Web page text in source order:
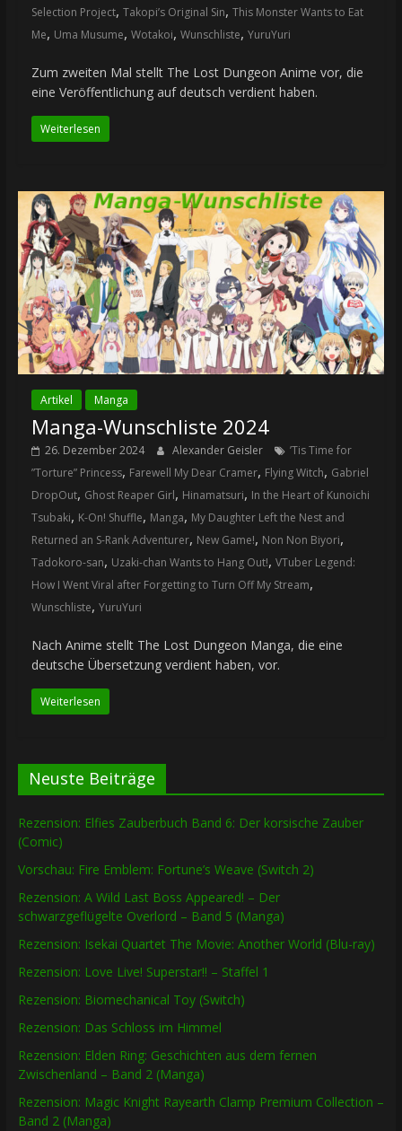
Selection Project, Takopi’s Original Sin, This Monster Wants to Eat
Me, Uma Musume, Wotakoi, Wunschliste, YuruYuri
Zum zweiten Mal stellt The Lost Dungeon Anime vor, die
eine Veröffentlichung auf deutsch verdient haben.
Weiterlesen
Artikel Manga
Manga-Wunschliste 2024
26. Dezember 2024 Alexander Geisler
’Tis Time for
”Torture” Princess, Farewell My Dear Cramer, Flying Witch, Gabriel
DropOut, Ghost Reaper Girl, Hinamatsuri, In the Heart of Kunoichi
Tsubaki, K-On! Shuffle, Manga, My Daughter Left the Nest and
Returned an S-Rank Adventurer, New Game!, Non Non Biyori,
Tadokoro-san, Uzaki-chan Wants to Hang Out!, VTuber Legend:
How I Went Viral after Forgetting to Turn Off My Stream,
Wunschliste, YuruYuri
Nach Anime stellt The Lost Dungeon Manga, die eine
deutsche Übersetzung verdient haben, vor.
Weiterlesen
Neuste Beiträge
Rezension: Elfies Zauberbuch Band 6: Der korsische Zauber
(Comic)
Vorschau: Fire Emblem: Fortune’s Weave (Switch 2)
Rezension: A Wild Last Boss Appeared! – Der
schwarzgeflügelte Overlord – Band 5 (Manga)
Rezension: Isekai Quartet The Movie: Another World (Blu-ray)
Rezension: Love Live! Superstar!! – Staffel 1
Rezension: Biomechanical Toy (Switch)
Rezension: Das Schloss im Himmel
Rezension: Elden Ring: Geschichten aus dem fernen
Zwischenland – Band 2 (Manga)
Rezension: Magic Knight Rayearth Clamp Premium Collection –
Band 2 (Manga)